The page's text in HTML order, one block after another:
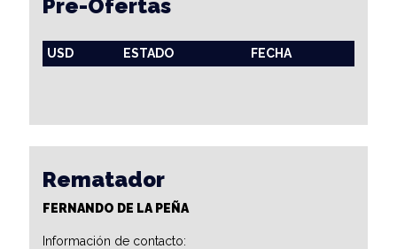
Pre-Ofertas
USD ESTADO FECHA
Rematador
FERNANDO DE LA PEÑA
Información de contacto: